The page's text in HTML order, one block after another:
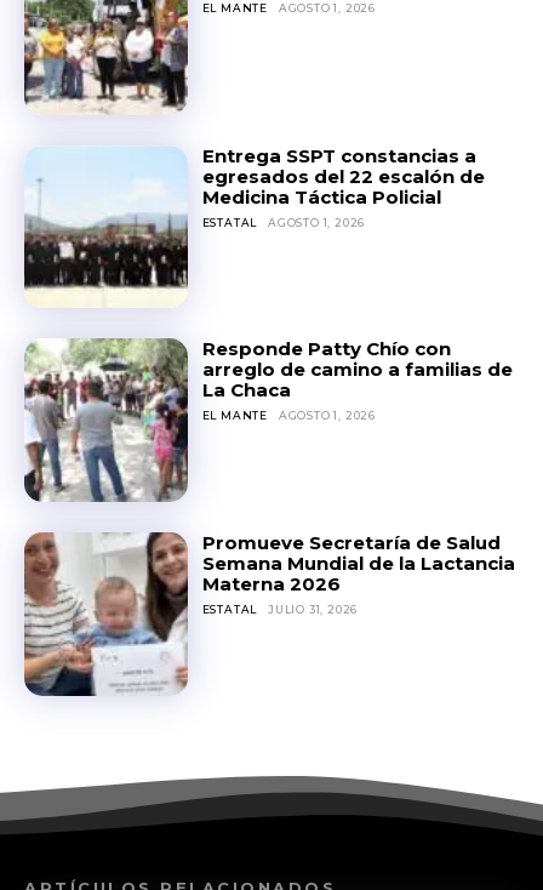
EL MANTE AGOSTO 1, 2026
Entrega SSPT constancias a
egresados del 22 escalón de
Medicina Táctica Policial
ESTATAL AGOSTO 1, 2026
Responde Patty Chío con
arreglo de camino a familias de
La Chaca
EL MANTE AGOSTO 1, 2026
Promueve Secretaría de Salud
Semana Mundial de la Lactancia
Materna 2026
ESTATAL JULIO 31, 2026